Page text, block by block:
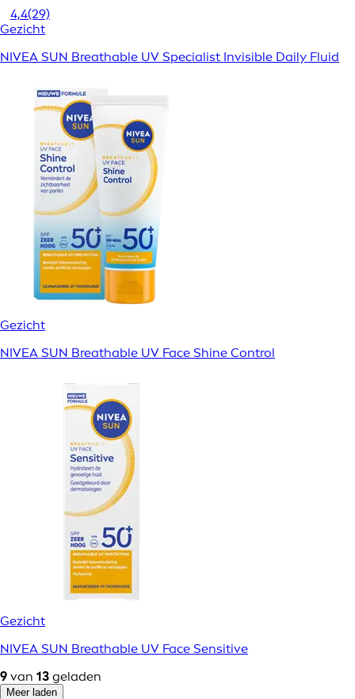
4,4(29)
Gezicht
NIVEA SUN Breathable UV Specialist Invisible Daily Fluid
Gezicht
NIVEA SUN Breathable UV Face Shine Control
Gezicht
NIVEA SUN Breathable UV Face Sensitive
9 van 13 geladen
Meer laden